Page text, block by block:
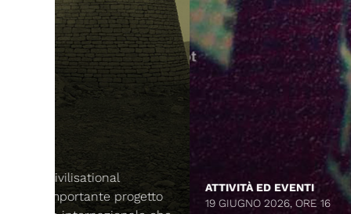
ATTIVITÀ ED EVENTI
19 GIUGNO 2026, ORE 16